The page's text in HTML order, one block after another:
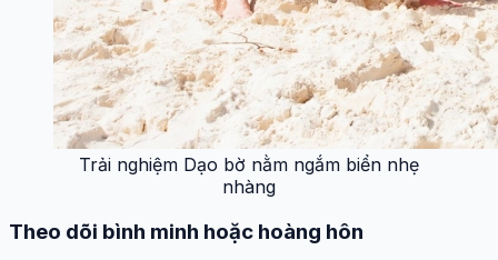
Trải nghiệm Dạo bờ nằm ngắm biển nhẹ
nhàng
Theo dõi bình minh hoặc hoàng hôn